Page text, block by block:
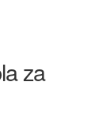
za